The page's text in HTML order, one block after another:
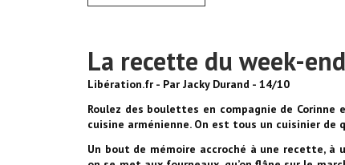
La recette du week-end
Libération.fr - Par Jacky Durand - 14/10
Roulez des boulettes en compagnie de
cuisine arménienne. On est tous un cuisinier de
Un bout de mémoire accroché à une recette, à